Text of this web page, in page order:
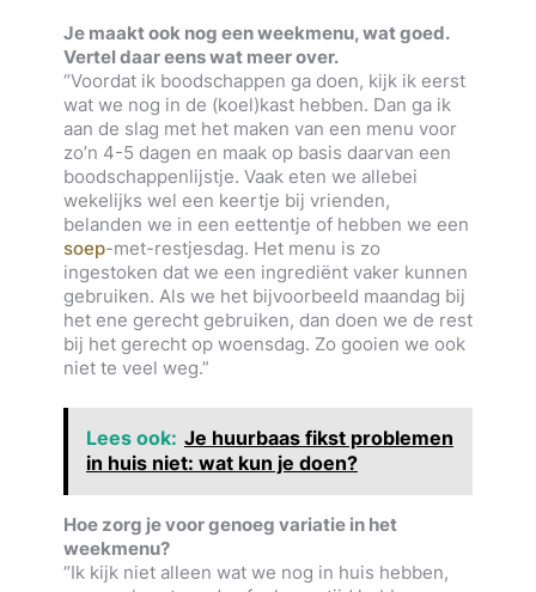
Je maakt ook nog een weekmenu, wat goed.
Vertel daar eens wat meer over.
“Voordat ik boodschappen ga doen, kijk ik eerst
wat we nog in de (koel)kast hebben. Dan ga ik
aan de slag met het maken van een menu voor
zo’n 4-5 dagen en maak op basis daarvan een
boodschappenlijstje. Vaak eten we allebei
wekelijks wel een keertje bij vrienden,
belanden we in een eettentje of hebben we een
soep-met-restjesdag. Het menu is zo
ingestoken dat we een ingrediënt vaker kunnen
gebruiken. Als we het bijvoorbeeld maandag bij
het ene gerecht gebruiken, dan doen we de rest
bij het gerecht op woensdag. Zo gooien we ook
niet te veel weg.”
Lees ook: Je huurbaas fikst problemen
in huis niet: wat kun je doen?
Hoe zorg je voor genoeg variatie in het
weekmenu?
“Ik kijk niet alleen wat we nog in huis hebben,